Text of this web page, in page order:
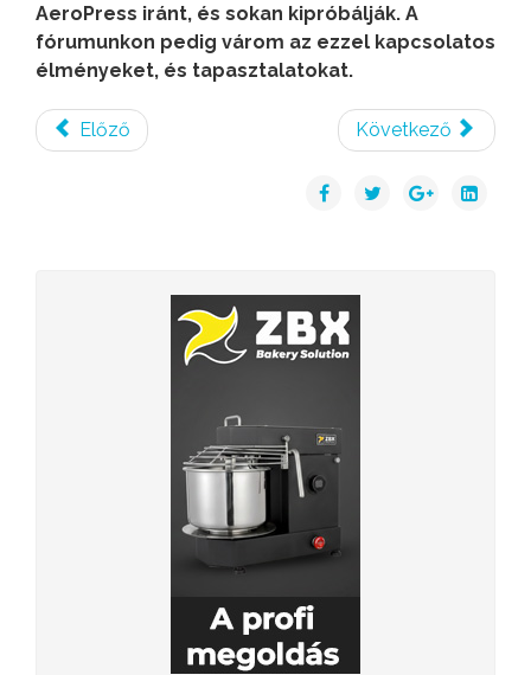
AeroPress iránt, és sokan kipróbálják. A
fórumunkon pedig várom az ezzel kapcsolatos
élményeket, és tapasztalatokat.
Előző Következő